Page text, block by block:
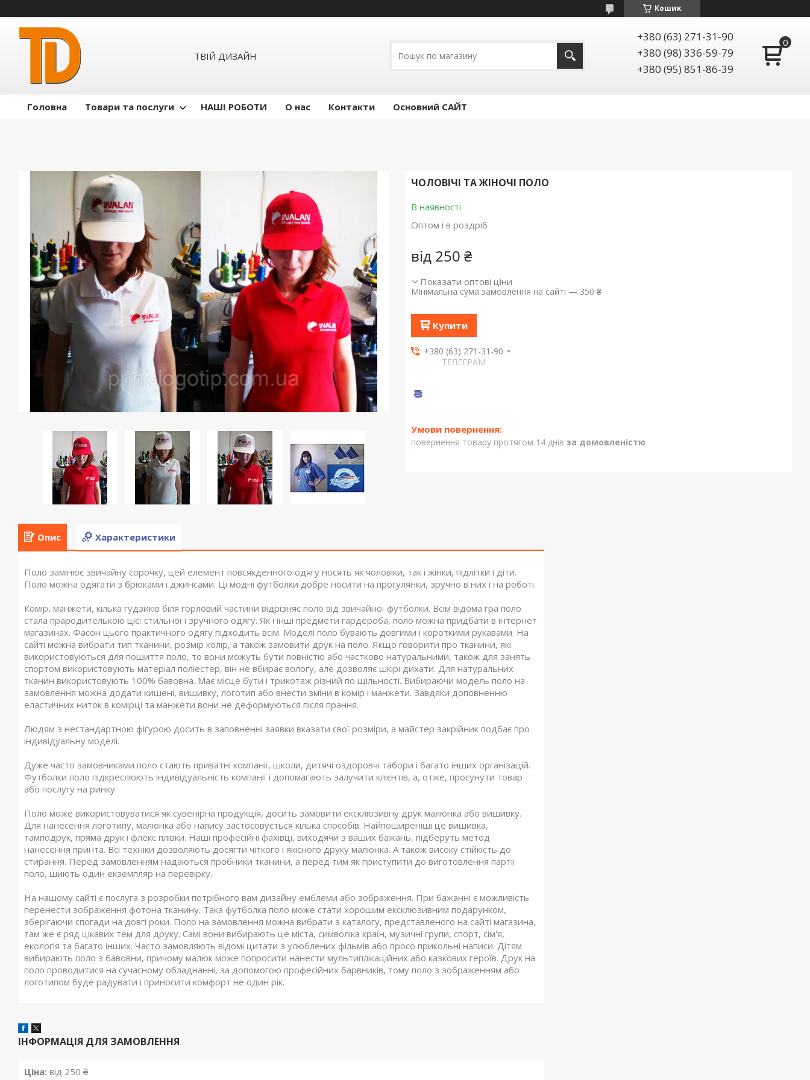
Кошик
ТВІЙ ДИЗАЙН
+380 (63) 271-31-90
+380 (98) 336-59-79
+380 (95) 851-86-39
Головна Товари та послуги НАШІ РОБОТИ О нас Контакти Основний САЙТ
ЧОЛОВІЧІ ТА ЖІНОЧІ ПОЛО
В наявності
Оптом і в роздріб
від 250 ₴
Показати оптові ціни
Мінімальна сума замовлення на сайті — 350 ₴
Купити
+380 (63) 271-31-90
ТЕЛЕГРАМ
повернення товару протягом 14 днів за домовленістю
Опис Характеристики
Поло замінює звичайну сорочку, цей елемент повсякденного одягу носять як чоловіки, так і жінки, підлітки і діти.
Поло можна одягати з брюками і джинсами. Ці модні футболки добре носити на прогулянки, зручно в них і на роботі.
Комір, манжети, кілька гудзиків біля горловий частини відрізняє поло від звичайної футболки. Всім відома гра поло
стала прародителькою цієї стильної і зручного одягу. Як і інші предмети гардероба, поло можна придбати в інтернет
магазинах. Фасон цього практичного одягу підходить всім. Моделі поло бувають довгими і короткими рукавами. На
сайті можна вибрати тип тканини, розмір колір, а також замовити друк на поло. Якщо говорити про тканини, які
використовуються для пошиття поло, то вони можуть бути повністю або частково натуральними, також для занять
спортом використовують матеріал поліестер, він не вбирає вологу, але дозволяє шкірі дихати. Для натуральних
тканин використовують 100% бавовна. Має місце бути і трикотаж різний по щільності. Вибираючи модель поло на
замовлення можна додати кишені, вишивку, логотип або внести зміни в комір і манжети. Завдяки доповненню
еластичних ниток в комірці та манжети вони не деформуються після прання.
Людям з нестандартною фігурою досить в заповненні заявки вказати свої розміри, а майстер закрійник подбає про
індивідуальну моделі.
Дуже часто замовниками поло стають приватні компанії, школи, дитячі оздоровчі табори і багато інших організацій.
Футболки поло підкреслюють індивідуальність компанії і допомагають залучити клієнтів, а, отже, просунути товар
або послугу на ринку.
Поло може використовуватися як сувенірна продукція, досить замовити ексклюзивну друк малюнка або вишивку.
Для нанесення логотипу, малюнка або напису застосовується кілька способів. Найпоширеніші це вишивка,
тамподрук, пряма друк і флекс плівки. Наші професійні фахівці, виходячи з ваших бажань, підберуть метод
нанесення принта. Всі техніки дозволяють досягти чіткого і якісного друку малюнка. А також високу стійкість до
стирання. Перед замовленням надаються пробники тканини, а перед тим як приступити до виготовлення партії
поло, шиють один екземпляр на перевірку.
На нашому сайті є послуга з розробки потрібного вам дизайну емблеми або зображення. При бажанні є можливість
перенести зображення фотона тканину. Така футболка поло може стати хорошим ексклюзивним подарунком,
зберігаючи спогади на довгі роки. Поло на замовлення можна вибрати з каталогу, представленого на сайті магазина,
там же є ряд цікавих тем для друку. Самі вони вибирають це міста, символіка країн, музичні групи, спорт, сім'я,
екологія та багато інших. Часто замовляють відомі цитати з улюблених фільмів або просо прикольні написи. Дітям
вибирають поло з бавовни, причому малюк може попросити нанести мультиплікаційних або казкових героїв. Друк на
поло проводитися на сучасному обладнанні, за допомогою професійних барвників, тому поло з зображенням або
логотипом буде радувати і приносити комфорт не один рік.
ІНФОРМАЦІЯ ДЛЯ ЗАМОВЛЕННЯ
Ціна: від 250 ₴